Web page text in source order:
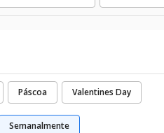
Páscoa Valentines Day
Semanalmente